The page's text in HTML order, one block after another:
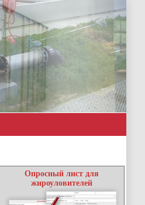
Опросный лист для
жироуловителей